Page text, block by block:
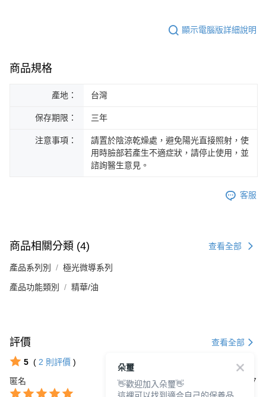
顯示電腦版詳細說明
商品規格
產地： 台灣
保存期限： 三年
注意事項：
請置於陰涼乾燥處，避免陽光直接照射，使
用時臉部若產生不適症狀，請停止使用，並
諮詢醫生意見。
客服
商品相關分類 (4) 查看全部
產品系列別 極光微導系列
產品功能類別 精華/油
評價 查看全部
5 ( 2 則評價 )
匿名
2024/07/17
朵璽
👋歡迎加入朵璽👋
這裡可以找到適合自己的保養品